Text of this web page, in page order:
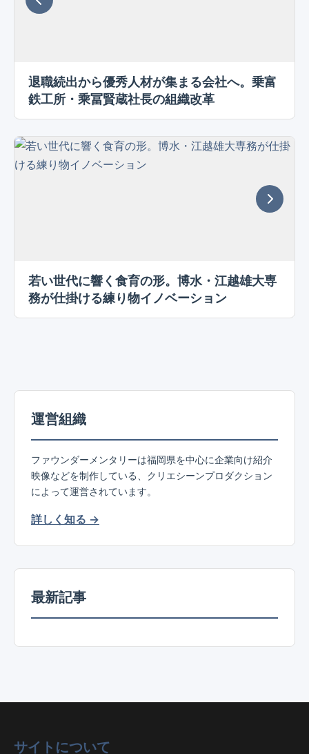
退職続出から優秀人材が集まる会社へ。乗富
鉄工所・乘冨賢蔵社長の組織改革
若い世代に響く食育の形。博水・江越雄大専
務が仕掛ける練り物イノベーション
運営組織
ファウンダーメンタリーは福岡県を中心に企業向け紹介
映像などを制作している、クリエシーンプロダクション
によって運営されています。
詳しく知る →
最新記事
サイトについて